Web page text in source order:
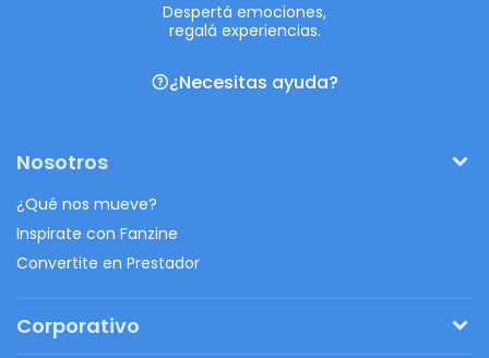
Despertá emociones,
regalá experiencias.
¿Necesitas ayuda?
Nosotros
¿Qué nos mueve?
Inspirate con Fanzine
Convertite en Prestador
Corporativo